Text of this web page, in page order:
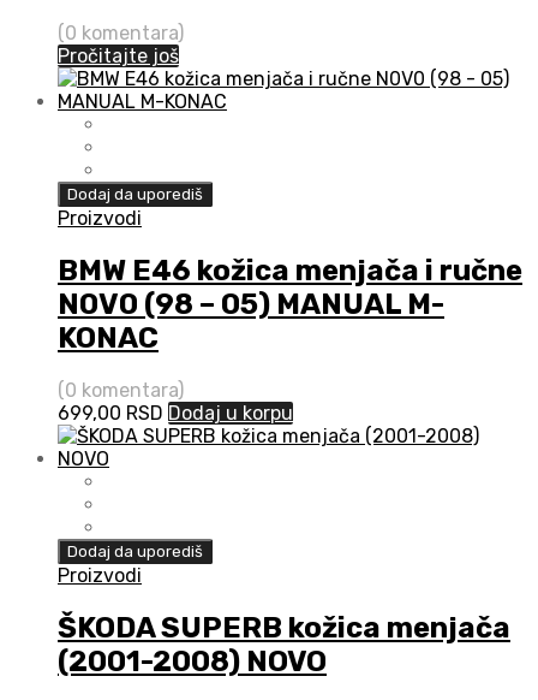
(0 komentara)
Pročitajte još
Dodaj da uporediš
Proizvodi
BMW E46 kožica menjača i ručne
N0V0 (98 – 05) MANUAL M-
KONAC
(0 komentara)
699,00 RSD Dodaj u korpu
Dodaj da uporediš
Proizvodi
ŠKODA SUPERB kožica menjača
(2001-2008) NOVO